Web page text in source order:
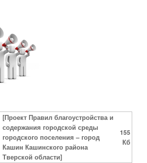
[Проект Правил благоустройства и
содержания городской среды
городского поселения – город
Кашин Кашинского района
Тверской области]
155
Кб